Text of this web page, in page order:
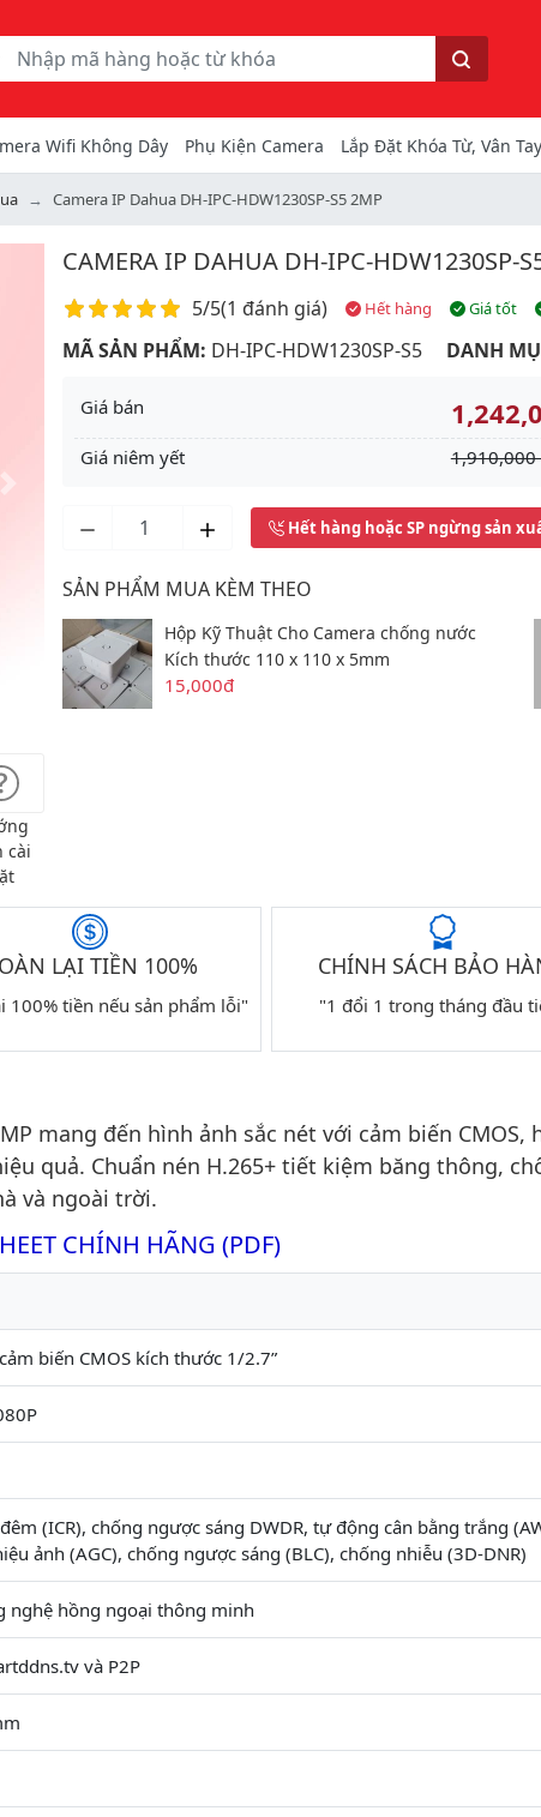
Tìm kiếm
Wifi Không Dây Phụ Kiện Camera Lắp Đặt Khóa Từ, Vân
Camera IP Dahua DH-IPC-HDW1230SP-S5 2MP
cài
CAMERA IP DAHUA DH-IPC-HDW1230SP-
Điểm đánh giá
5/5(1 đánh giá) Hết hàng Giá tốt
MÃ SẢN PHẨM: DH-IPC-HDW1230SP-S5 DANH
Giá bán
Giá niêm yết 1,910,000
Hết hàng hoặc SP ngừng sản
SẢN PHẨM MUA KÈM THEO
Hộp Kỹ Thuật Cho Camera chống nước
Kích thước 110 x 110 x 5mm
15,000đ
LẠI TIỀN 100%
100% tiền nếu sản phẩm lỗi"
CHÍNH SÁCH BẢO
"1 đổi 1 trong tháng đầu
mang đến hình ảnh sắc nét với cảm biến CMOS,
quả. Chuẩn nén H.265+ tiết kiệm băng thông,
và ngoài trời.
CHÍNH HÃNG (PDF)
biến CMOS kích thước 1/2.7”
(ICR), chống ngược sáng DWDR, tự động cân bằng trắng
ảnh (AGC), chống ngược sáng (BLC), chống nhiễu (3D-DNR)
nghệ hồng ngoại thông minh
và P2P